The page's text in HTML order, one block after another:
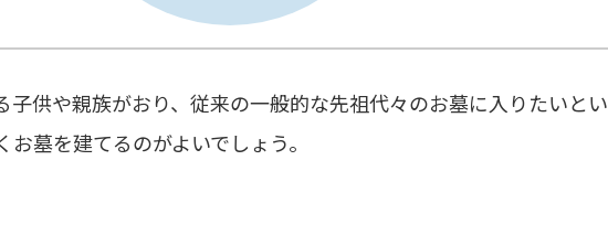
子供や親族がおり、従来の一般的な先祖代々のお墓に入りたいとい
お墓を建てるのがよいでしょう。